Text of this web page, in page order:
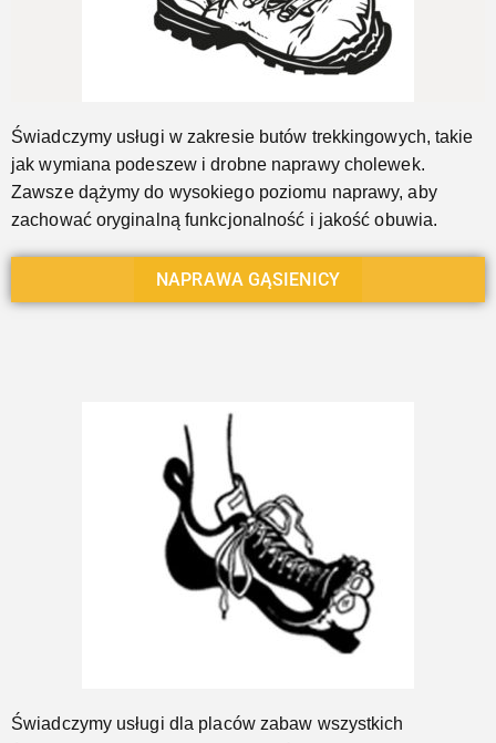
Świadczymy usługi w zakresie butów trekkingowych, takie
jak wymiana podeszew i drobne naprawy cholewek.
Zawsze dążymy do wysokiego poziomu naprawy, aby
zachować oryginalną funkcjonalność i jakość obuwia.
NAPRAWA GĄSIENICY
Świadczymy usługi dla placów zabaw wszystkich